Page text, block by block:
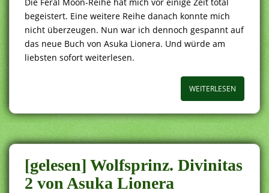
begeistert. Eine weitere Reihe danach konnte mich
nicht überzeugen. Nun war ich dennoch gespannt auf
das neue Buch von Asuka Lionera. Und würde am
liebsten sofort weiterlesen.
WEITERLESEN
[gelesen] Wolfsprinz. Divinitas
2 von Asuka Lionera